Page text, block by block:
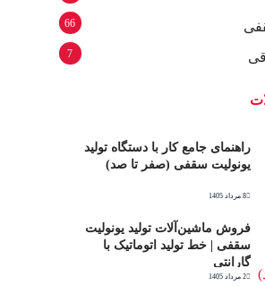
66
7
راهنمای جامع کار با دستگاه تولید
یونولیت سقفی (صفر تا صد)
8 مرداد 1405
فروش ماشین‌آلات تولید یونولیت
سقفی | خط تولید اتوماتیک با
گارانتی
2 مرداد 1405